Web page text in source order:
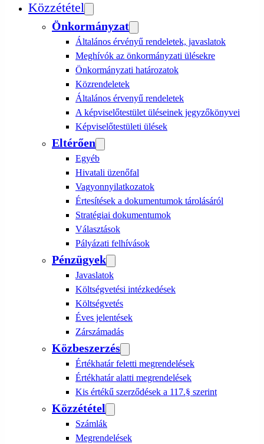
Közzététel
Önkormányzat
Általános érvényű rendeletek, javaslatok
Meghívók az önkormányzati ülésekre
Önkormányzati határozatok
Közrendeletek
Általános érvenyű rendeletek
A képviselőtestület üléseinek jegyzőkönyvei
Képviselőtestületi ülések
Eltérően
Egyéb
Hivatali üzenőfal
Vagyonnyilatkozatok
Értesítések a dokumentumok tárolásáról
Stratégiai dokumentumok
Választások
Pályázati felhívások
Pénzügyek
Javaslatok
Költségvetési intézkedések
Költségvetés
Éves jelentések
Zárszámadás
Közbeszerzés
Értékhatár feletti megrendelések
Értékhatár alatti megrendelések
Kis értékű szerződések a 117.§ szerint
Közzététel
Számlák
Megrendelések